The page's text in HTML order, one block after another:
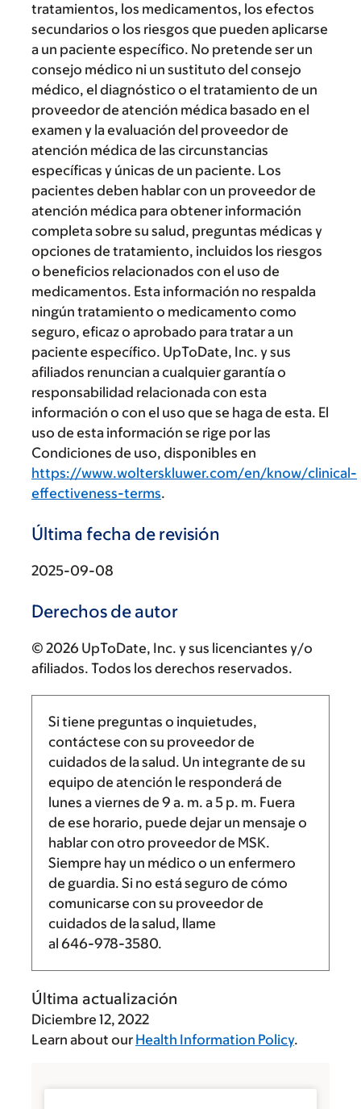
tratamientos, los medicamentos, los efectos
secundarios o los riesgos que pueden aplicarse
a un paciente específico. No pretende ser un
consejo médico ni un sustituto del consejo
médico, el diagnóstico o el tratamiento de un
proveedor de atención médica basado en el
examen y la evaluación del proveedor de
atención médica de las circunstancias
específicas y únicas de un paciente. Los
pacientes deben hablar con un proveedor de
atención médica para obtener información
completa sobre su salud, preguntas médicas y
opciones de tratamiento, incluidos los riesgos
o beneficios relacionados con el uso de
medicamentos. Esta información no respalda
ningún tratamiento o medicamento como
seguro, eficaz o aprobado para tratar a un
paciente específico. UpToDate, Inc. y sus
afiliados renuncian a cualquier garantía o
responsabilidad relacionada con esta
información o con el uso que se haga de esta. El
uso de esta información se rige por las
Condiciones de uso, disponibles en
https://www.wolterskluwer.com/en/know/clinical-
effectiveness-terms.
Última fecha de revisión
2025-09-08
Derechos de autor
© 2026 UpToDate, Inc. y sus licenciantes y/o
afiliados. Todos los derechos reservados.
Si tiene preguntas o inquietudes,
contáctese con su proveedor de
cuidados de la salud. Un integrante de su
equipo de atención le responderá de
lunes a viernes de 9 a. m. a5 p. m. Fuera
de ese horario, puede dejar un mensaje o
hablar con otro proveedor de MSK.
Siempre hay un médico o un enfermero
de guardia. Si no está seguro de cómo
comunicarse con su proveedor de
cuidados de la salud, llame
al 646-978-3580.
Última actualización
Diciembre 12, 2022
Learn about our Health Information Policy.